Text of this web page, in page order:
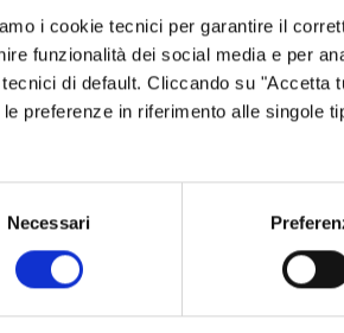
i cookie tecnici per garantire il
funzionalità dei social media e per
di default. Cliccando su "Accetta
preferenze in riferimento alle singole
Necessari
sul crocevia della strada
dagli stemmi incisi sulla
alla fine dell'abitato con baite